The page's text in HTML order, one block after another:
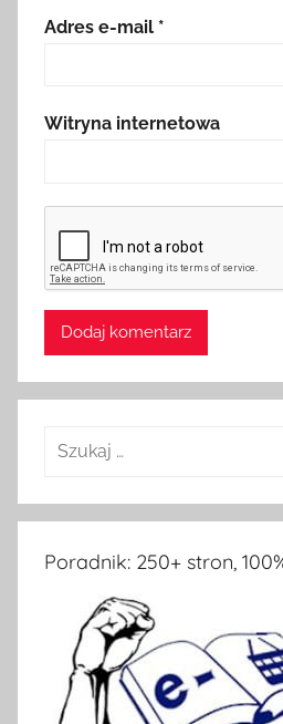
Adres e-mail *
Witryna internetowa
Poradnik: 250+ stron,